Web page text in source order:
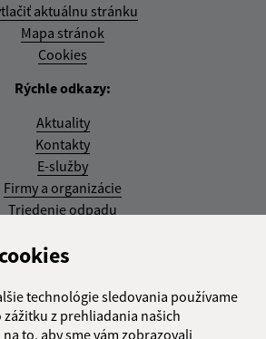
technológie sledovania používame
zážitku z prehliadania našich
to, aby sme vám zobrazovali
aktuálnu stránku
Mapa stránok
Cookies
Rýchle odkazy:
Aktuality
Kontakty
E-služby
Firmy a organizácie
Triedenie odpadu
Aktualizované:
RSS